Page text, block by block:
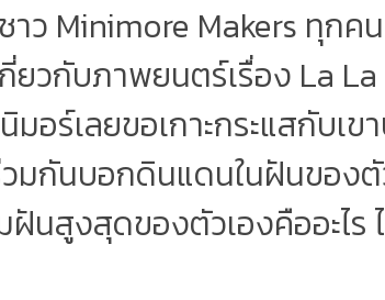
ว Minimore Makers ทุกค
กี่ยวกับภาพยนตร์เรื่อง La
อร์เลยขอเกาะกระแสกับเ
มกันบอกดินแดนในฝันของ
ฝันสูงสุดของตัวเองคืออะไร